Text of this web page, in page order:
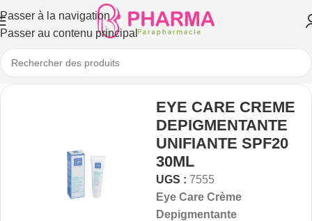
Passer à la navigation
Passer au contenu principal
EYE CARE CREME
DEPIGMENTANTE
UNIFIANTE SPF20
30ML
UGS : 7555
Eye Care Crème
Depigmentante